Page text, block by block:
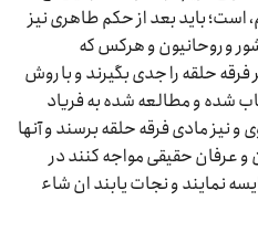
است؛ باید بعد از حکم طاهری نیز
و روحانیون و هرکس که
حلقه را جدی بگیرند و با روش
شده و مطالعه شده به فریاد
نیز مادی فرقه حلقه برسند و آنها
و عرفان حقیقی مواجه کنند در
نمایند و نجات یابند ان شاء